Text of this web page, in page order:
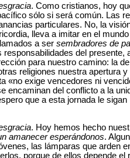
. Como cristianos, hoy
sólo si será común. Las
particulares. No, la
lleva a imitar en el
a ser sembradores de
responsabilidades del
para nuestro camino: la
religiones nuestra apertura
«no exige vencedores ni
encaminan del conflicto a la
que a esta jornada le
. Hoy hemos hecho
amanecer esperándonos.
las lámparas que arden
porque de ellos depende